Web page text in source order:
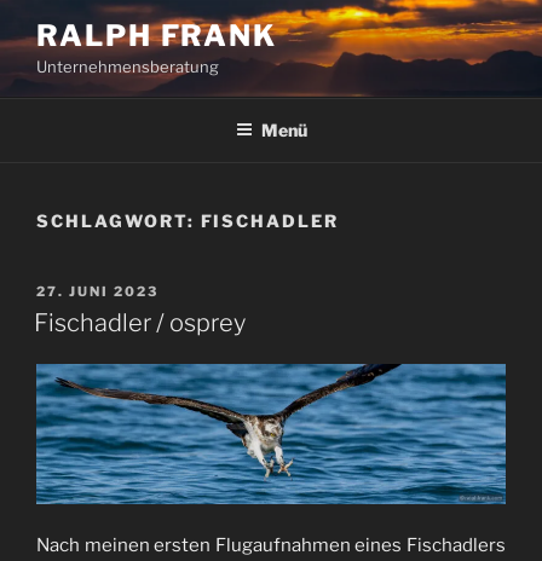
Inhalt
springen
RALPH FRANK
Unternehmensberatung
Menü
SCHLAGWORT: FISCHADLER
VERÖFFENTLICHT
AM
27. JUNI 2023
Fischadler / osprey
Nach meinen ersten Flugaufnahmen eines Fischadlers